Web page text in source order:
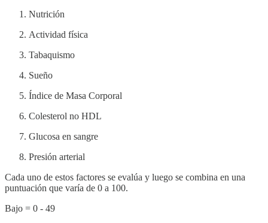
Nutrición
Actividad física
Tabaquismo
Sueño
Índice de Masa Corporal
Colesterol no HDL
Glucosa en sangre
Presión arterial
Cada uno de estos factores se evalúa y luego se combina en una
puntuación que varía de 0 a 100.
Bajo = 0 - 49